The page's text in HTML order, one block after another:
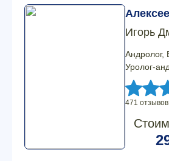
Игорь
Андролог,
Уролог-
471 отзывов